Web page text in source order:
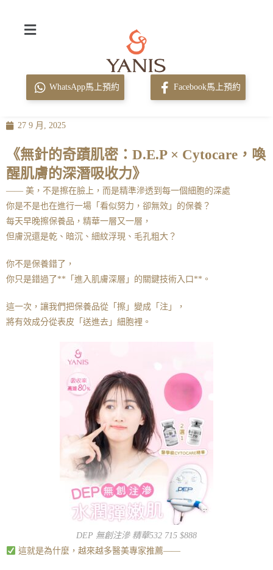
WhatsApp馬上預約 Facebook馬上預約
27 9 月, 2025
《無針的奇蹟肌密：D.E.P × Cytocare，喚
醒肌膚的深潛吸收力》
—— 美，不是擦在臉上，而是精準滲透到每一個細胞的深處
你是不是也在進行一場「看似努力，卻無效」的保養？
每天早晚擦保養品，精華一層又一層，
但膚況還是乾、暗沉、細紋浮現、毛孔粗大？
你不是保養錯了，
你只是錯過了**「進入肌膚深層」的關鍵技術入口**。
這一次，讓我們把保養品從「擦」變成「注」，
將有效成分從表皮「送進去」細胞裡。
DEP 無創注滲 精華532 715 $888
這就是為什麼，越來越多醫美專家推薦——